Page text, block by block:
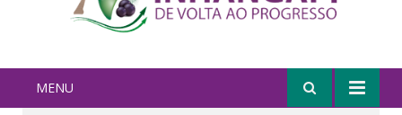
MENU